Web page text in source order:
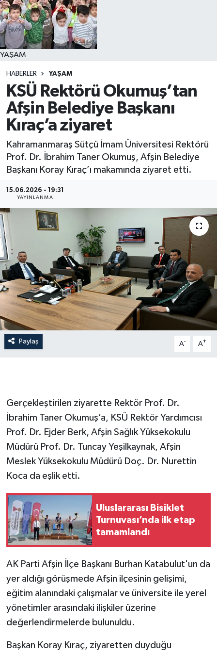
YAŞAM
HABERLER YAŞAM
KSÜ Rektörü Okumuş’tan
Afşin Belediye Başkanı
Kıraç’a ziyaret
Kahramanmaraş Sütçü İmam Üniversitesi Rektörü
Prof. Dr. İbrahim Taner Okumuş, Afşin Belediye
Başkanı Koray Kıraç’ı makamında ziyaret etti.
15.06.2026 - 19:31
YAYINLANMA
Paylaş A- A+
Gerçekleştirilen ziyarette Rektör Prof. Dr.
İbrahim Taner Okumuş’a, KSÜ Rektör Yardımcısı
Prof. Dr. Ejder Berk, Afşin Sağlık Yüksekokulu
Müdürü Prof. Dr. Tuncay Yeşilkaynak, Afşin
Meslek Yüksekokulu Müdürü Doç. Dr. Nurettin
Koca da eşlik etti.
Uluslararası Bisiklet
Turnuvası’nda ilk etap
tamamlandı
AK Parti Afşin İlçe Başkanı Burhan Katabulut'un da
yer aldığı görüşmede Afşin ilçesinin gelişimi,
eğitim alanındaki çalışmalar ve üniversite ile yerel
yönetimler arasındaki ilişkiler üzerine
değerlendirmelerde bulunuldu.
Başkan Koray Kıraç, ziyaretten duyduğu
YAŞAM